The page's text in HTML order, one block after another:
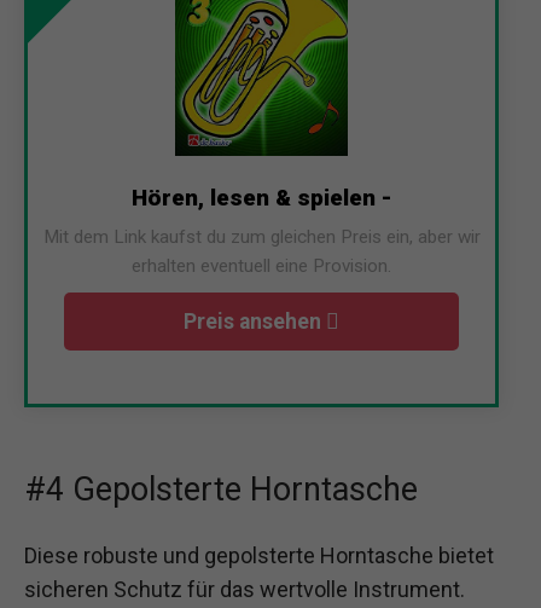
Hören, lesen & spielen -
Mit dem Link kaufst du zum gleichen Preis ein, aber wir
erhalten eventuell eine Provision.
Preis ansehen
#4 Gepolsterte Horntasche
Diese robuste und gepolsterte Horntasche bietet
sicheren Schutz für das wertvolle Instrument.